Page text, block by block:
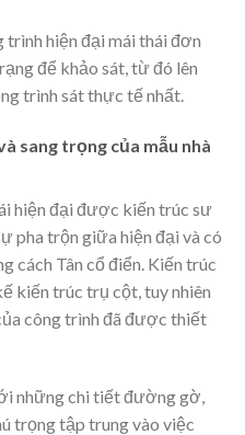
hiện đại mái thái đơn
để khảo sát, từ đó lên
trình sát thực tế nhất.
sang trọng của mẫu nhà
hiện đại được kiến trúc sư
pha trộn giữa hiện đại và có
cách Tân cổ điển. Kiến trúc
kiến trúc trụ cột, tuy nhiên
công trình đã được thiết
những chi tiết đường gờ,
trọng tập trung vào việc